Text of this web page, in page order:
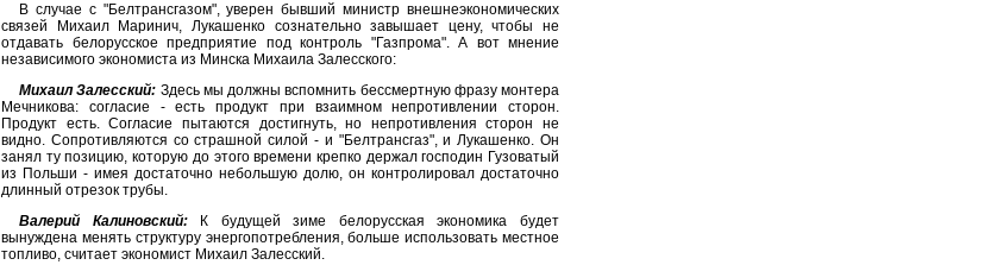
В случае с "Белтрансгазом", уверен бывший министр внешнеэкономических
связей Михаил Маринич, Лукашенко сознательно завышает цену, чтобы не
отдавать белорусское предприятие под контроль "Газпрома". А вот мнение
независимого экономиста из Минска Михаила Залесского:
Михаил Залесский: Здесь мы должны вспомнить бессмертную фразу монтера
Мечникова: согласие - есть продукт при взаимном непротивлении сторон.
Продукт есть. Согласие пытаются достигнуть, но непротивления сторон не
видно. Сопротивляются со страшной силой - и "Белтрансгаз", и Лукашенко. Он
занял ту позицию, которую до этого времени крепко держал господин Гузоватый
из Польши - имея достаточно небольшую долю, он контролировал достаточно
длинный отрезок трубы.
Валерий Калиновский:К будущей зиме белорусская экономика будет
вынуждена менять структуру энергопотребления, больше использовать местное
топливо, считает экономист Михаил Залесский.